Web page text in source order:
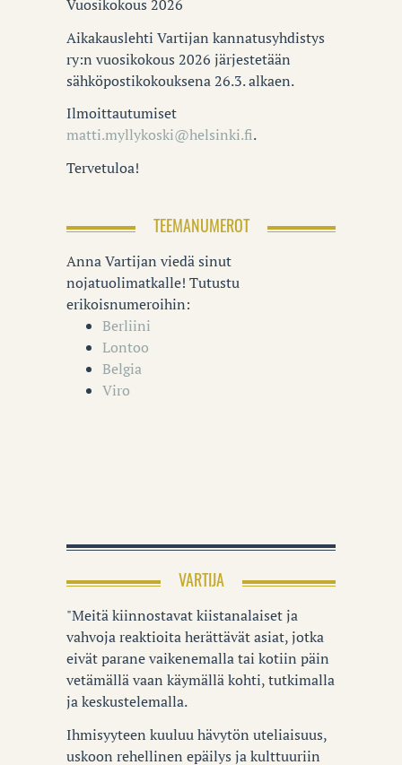
Vuosikokous 2026
Aikakauslehti Vartijan kannatusyhdistys
ry:n vuosikokous 2026 järjestetään
sähköpostikokouksena 26.3. alkaen.
Ilmoittautumiset
matti.myllykoski@helsinki.fi.
Tervetuloa!
TEEMANUMEROT
Anna Vartijan viedä sinut
nojatuolimatkalle! Tutustu
erikoisnumeroihin:
Berliini
Lontoo
Belgia
Viro
VARTIJA
"Meitä kiinnostavat kiistanalaiset ja
vahvoja reaktioita herättävät asiat, jotka
eivät parane vaikenemalla tai kotiin päin
vetämällä vaan käymällä kohti, tutkimalla
ja keskustelemalla.
Ihmisyyteen kuuluu hävytön uteliaisuus,
uskoon rehellinen epäilys ja kulttuuriin